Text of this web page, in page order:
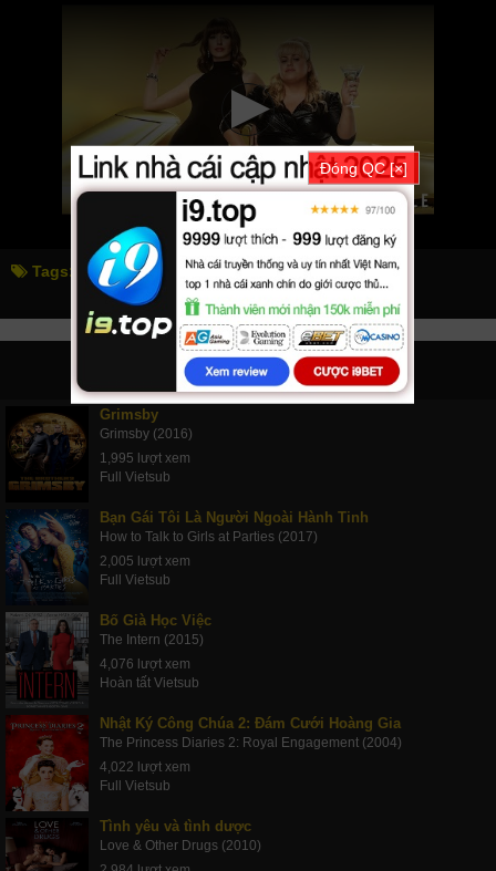
Tags: quý cô lừa đảo the hustle
PHIM LIÊN QUAN
Grimsby
Grimsby (2016)
1,995 lượt xem
Full Vietsub
Bạn Gái Tôi Là Người Ngoài Hành Tinh
How to Talk to Girls at Parties (2017)
2,005 lượt xem
Full Vietsub
Bố Già Học Việc
The Intern (2015)
4,076 lượt xem
Hoàn tất Vietsub
Nhật Ký Công Chúa 2: Đám Cưới Hoàng Gia
The Princess Diaries 2: Royal Engagement (2004)
4,022 lượt xem
Full Vietsub
Tình yêu và tình dược
Love & Other Drugs (2010)
Đóng QC [×]